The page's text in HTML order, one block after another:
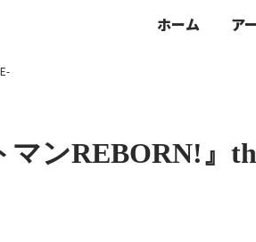
ホーム ア
マンREBORN!』